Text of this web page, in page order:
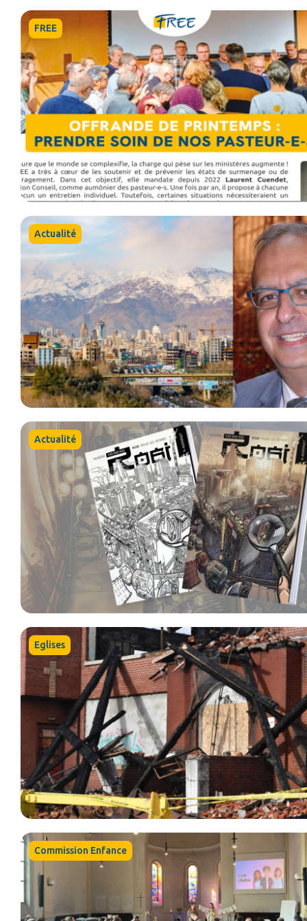
FREE
Actualité
Actualité
Eglises
Commission Enfance